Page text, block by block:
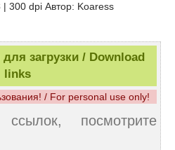
300 dpi Автор: Koaress
загрузки / Download
links
/ For personal use only!
посмотрите